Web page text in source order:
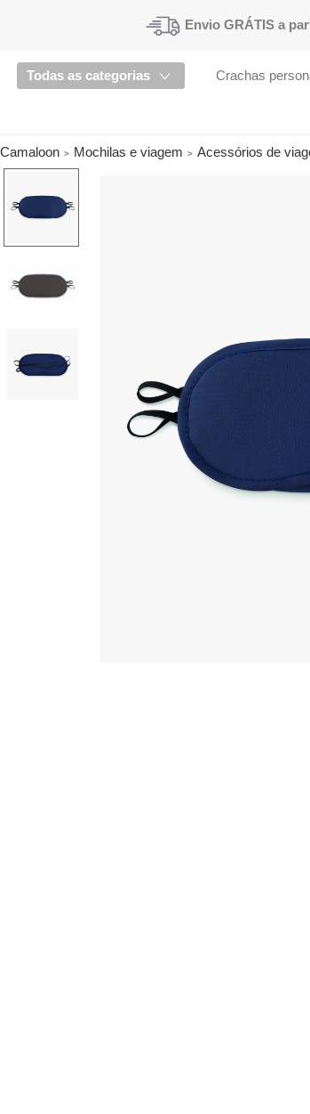
Envio GRÁTIS a
Todas as categorias Crachas
Camaloon Mochilas e viagem Acessórios de